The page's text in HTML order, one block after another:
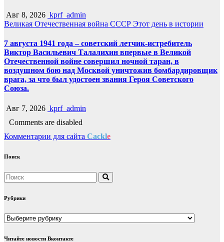
Авг 8, 2026 kprf_admin
Великая Отечественная война СССР Этот день в истории
7 августа 1941 года – советский летчик-истребитель
Виктор Васильевич Талалихин впервые в Великой
Отечественной войне совершил ночной таран, в
воздушном бою над Москвой уничтожив бомбардировщик
врага, за что был удостоен звания Героя Советского
Союза.
Авг 7, 2026 kprf_admin
Comments are disabled
Комментарии для сайта Cackle
Поиск
Рубрики
Рубрики
Читайте новости Вконтакте